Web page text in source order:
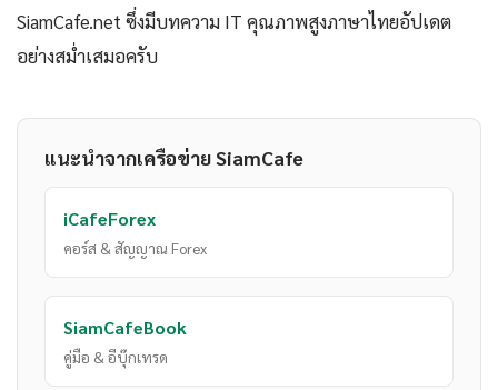
SiamCafe.net ซึ่งมีบทความ IT คุณภาพสูงภาษาไทยอัปเดต
อย่างสม่ำเสมอครับ
แนะนำจากเครือข่าย SiamCafe
iCafeForex
คอร์ส & สัญญาณ Forex
SiamCafeBook
คู่มือ & อีบุ๊กเทรด